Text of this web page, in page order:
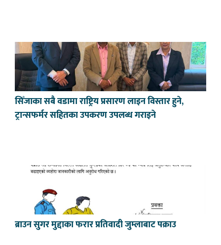
सिँजाका सबै वडामा राष्ट्रिय प्रसारण लाइन विस्तार हुने,
ट्रान्सफर्मर सहितका उपकरण उपलब्ध गराइने
ब्राउन सुगर मुद्दाका फरार प्रतिवादी जुम्लाबाट पक्राउ